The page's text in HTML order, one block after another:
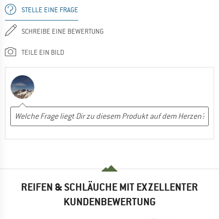
STELLE EINE FRAGE
SCHREIBE EINE BEWERTUNG
TEILE EIN BILD
REIFEN & SCHLÄUCHE MIT EXZELLENTER
KUNDENBEWERTUNG